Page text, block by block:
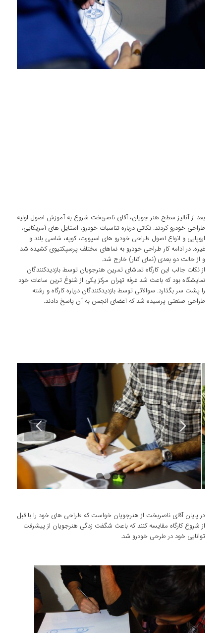
بعد از آنالیز سطح هنر جویان، آقای ناصربخت شروع به آموزش اصول اولیه
طراحی خودرو کردند. نکاتی درباره تناسبات خودرو، استایل های آمریکایی،
اروپایی و انواع اصول طراحی خودرو های اسپورت، کوپه، شاسی بلند و
غیره. در ادامه کار طراحی خودرو به نماهای مختلف پرسپکتیوی کشیده شد
و از حالت دو بعدی (نمای کنار) خارج شد.
از نکات جالب این کارگاه تماشای تمرین هنرجویان توسط بازدیدکنندگان
نمایشگاه بود که باعث شد غرفه تهران مرکز یکی از شلوغ ترین ساعات خود
را پشت سر بگذارد. سوالاتی توسط بازدیدکنندگان درباره کارگاه و رشته
طراحی صنعتی پرسیده شد که اعضای انجمن به آن پاسخ دادند.
2 3 4
در پایان آقای ناصربخت از هنرجویان خواست که طراحی های خود را با قبل
از شروع کارگاه مقایسه کنند که باعث شگفت زدگی هنرجویان از پیشرفت
توانایی خود در طرحی خودرو شد.